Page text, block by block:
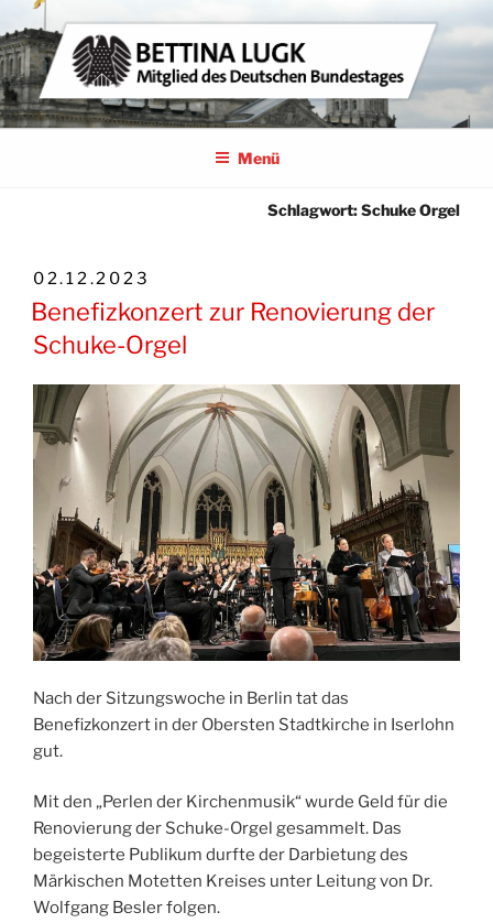
Zum
Inhalt
springen
BETTINA LUGK
MITGLIED DES DEUTSCHEN BUNDESTAGES
Menü
Schlagwort:Schuke Orgel
VERÖFFENTLICHT
AM
02.12.2023
Benefizkonzert zur Renovierung der
Schuke-Orgel
Nach der Sitzungswoche in Berlin tat das
Benefizkonzert in der Obersten Stadtkirche in Iserlohn
gut.
Mit den „Perlen der Kirchenmusik“ wurde Geld für die
Renovierung der Schuke-Orgel gesammelt. Das
begeisterte Publikum durfte der Darbietung des
Märkischen Motetten Kreises unter Leitung von Dr.
Wolfgang Besler folgen.